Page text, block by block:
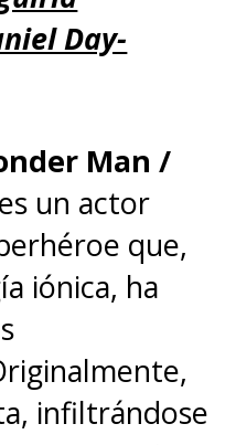
Day-
Man /
es un actor
que,
iónica, ha
infiltrándose